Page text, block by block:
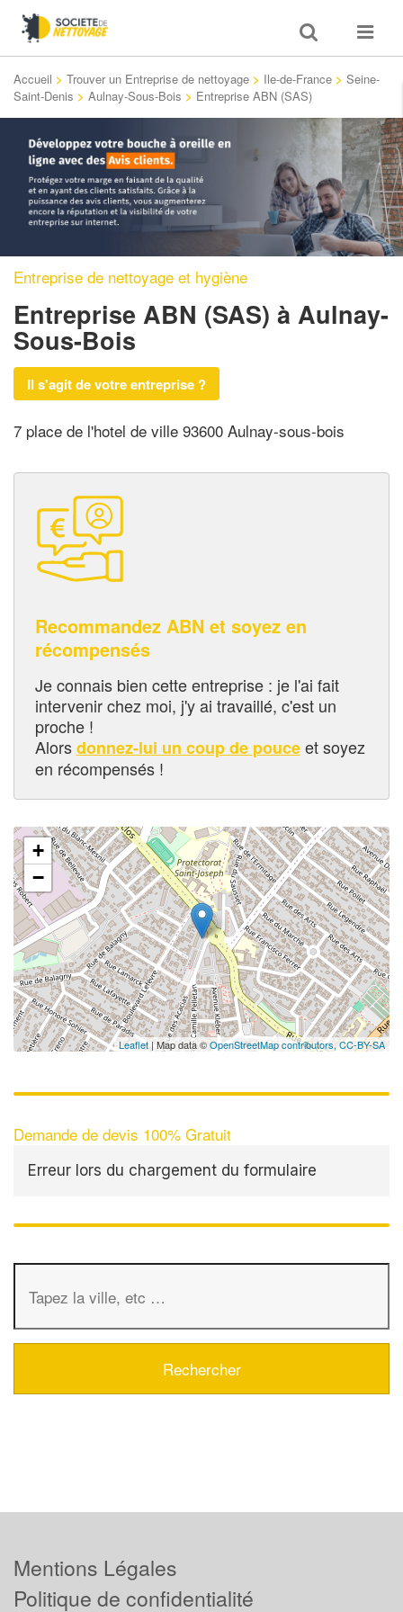
Toggle
search
Toggle
Accueil > Trouver un Entreprise de nettoyage > Ile-de-France > Seine-
Saint-Denis > Aulnay-Sous-Bois > Entreprise ABN (SAS)
Entreprise de nettoyage et hygiène
Entreprise ABN (SAS) à Aulnay-
Sous-Bois
Il s'agit de votre entreprise ?
7 place de l'hotel de ville 93600 Aulnay-sous-bois
Recommandez ABN et soyez en
récompensés
Je connais bien cette entreprise : je l'ai fait
intervenir chez moi, j'y ai travaillé, c'est un
proche !
Alorsdonnez-lui un coup de pouceet soyez
en récompensés !
+
−
Leaflet| Map data ©OpenStreetMap contributors,CC-BY-SA
Demande de devis 100% Gratuit
Erreur lors du chargement du formulaire
Mentions Légales
Politique de confidentialité